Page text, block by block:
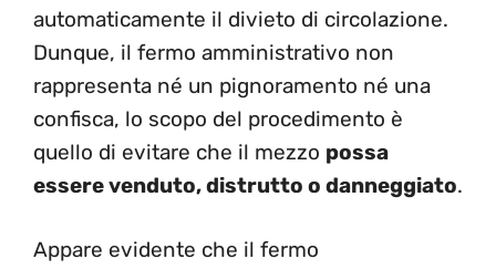
automaticamente il divieto di circolazione.
Dunque, il fermo amministrativo non
rappresenta né un pignoramento né una
confisca, lo scopo del procedimento è
quello di evitare che il mezzo possa
essere venduto, distrutto o danneggiato.
Appare evidente che il fermo